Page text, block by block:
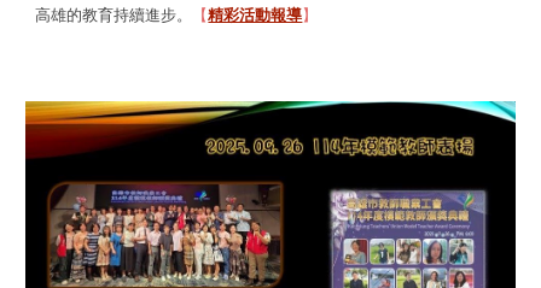
高雄的教育持續進步。
【精彩活動報導】